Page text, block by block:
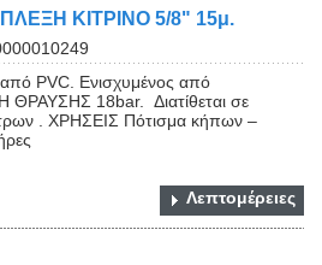
Close
ΚΙΤΡΙΝΟ 5/8" 15μ.
PVC. Eνισχυμένος από
ΘΡΑΥΣΗΣ 18bar. Διατίθεται σε
. ΧΡΗΣΕΙΣ Πότισμα κήπων –
Λεπτομέρειες